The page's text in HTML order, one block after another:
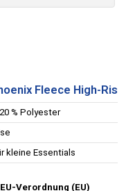
Fleece High-
% Polyester
kleine Essentials
Verordnung (EU)